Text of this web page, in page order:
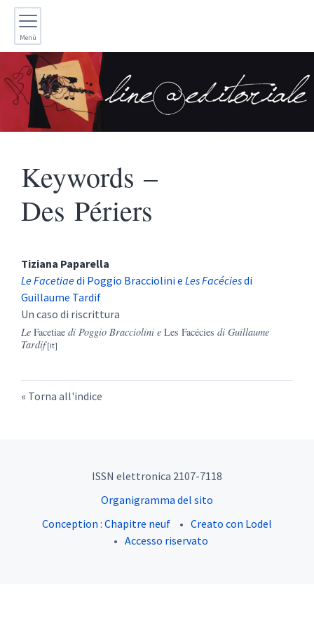
Menù
Keywords –
Des Périers
Tiziana Paparella
Le Facetiaedi Poggio Bracciolini e Les Facéciesdi
Guillaume Tardif
Un caso di riscrittura
Le Facetiae di Poggio Bracciolini e Les Facécies di Guillaume
Tardif
Torna all'indice
ISSN elettronica 2107-7118
Organigramma del sito
Conception : Chapitre neuf
Creato con Lodel
Accesso riservato